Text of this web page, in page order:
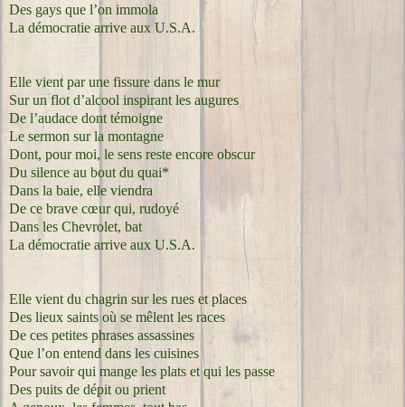
Des gays que l’on immola
La démocratie arrive aux U.S.A.
Elle vient par une fissure dans le mur
Sur un flot d’alcool inspirant les augures
De l’audace dont témoigne
Le sermon sur la montagne
Dont, pour moi, le sens reste encore obscur
Du silence au bout du quai*
Dans la baie, elle viendra
De ce brave cœur qui, rudoyé
Dans les Chevrolet, bat
La démocratie arrive aux U.S.A.
Elle vient du chagrin sur les rues et places
Des lieux saints où se mêlent les races
De ces petites phrases assassines
Que l’on entend dans les cuisines
Pour savoir qui mange les plats et qui les passe
Des puits de dépit ou prient